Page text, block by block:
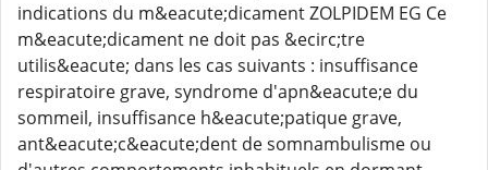
indications du m&eacute;dicament ZOLPIDEM EG Ce
m&eacute;dicament ne doit pas &ecirc;tre
utilis&eacute; dans les cas suivants : insuffisance
respiratoire grave, syndrome d'apn&eacute;e du
sommeil, insuffisance h&eacute;patique grave,
ant&eacute;c&eacute;dent de somnambulisme ou